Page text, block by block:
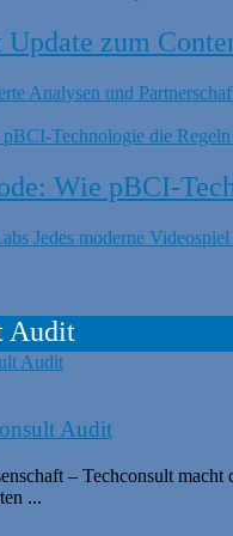
zum
Analysen und
Wie pBCI-
Jedes moderne
Audit
Audit
– Techconsult
...